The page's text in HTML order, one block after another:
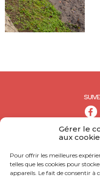
Gérer le
aux
Pour offrir les meilleures
telles que les cookies pour
appareils. Le fait de consentir à